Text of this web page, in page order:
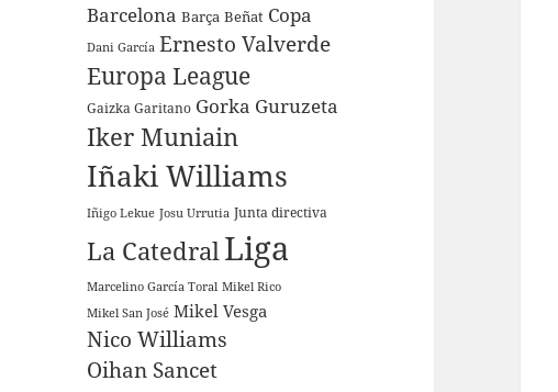
Barcelona Barça Beñat Copa
Dani García Ernesto Valverde
Europa League
Gaizka Garitano Gorka Guruzeta
Iker Muniain
Iñaki Williams
Iñigo Lekue Josu Urrutia Junta directiva
La CatedralLiga
Marcelino García Toral Mikel Rico
Mikel San José Mikel Vesga
Nico Williams
Oihan Sancet